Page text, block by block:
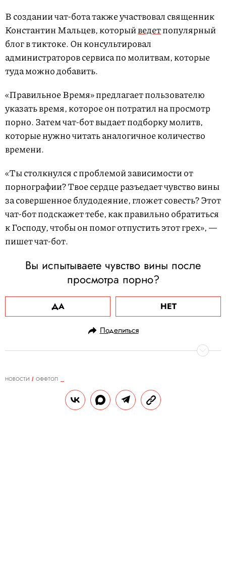
В создании чат-бота также участвовал священник
Константин Мальцев, которыйведетпопулярный
блог в тиктоке. Он консультировал
администраторов сервиса по молитвам, которые
туда можно добавить.
«Правильное Время» предлагает пользователю
указать время, которое он потратил на просмотр
порно. Затем чат-бот выдает подборку молитв,
которые нужно читать аналогичное количество
времени.
«Ты столкнулся с проблемой зависимости от
порнографии? Твое сердце разъедает чувство вины
за совершенное блудодеяние, гложет совесть? Этот
чат-бот подскажет тебе, как правильно обратиться
к Господу, чтобы он помог отпустить этот грех», —
пишет чат-бот.
Вы испытываете чувство вины после
просмотра порно?
ДА НЕТ
Поделиться
НОВОСТИ
ОФФТОП
ОБНОВЛЕНО 15.02.2026, 00:45
Губернатору Забайкальского края